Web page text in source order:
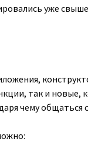
уже
так и новые,
чему